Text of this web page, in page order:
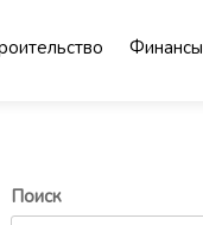
Финансы
Поиск